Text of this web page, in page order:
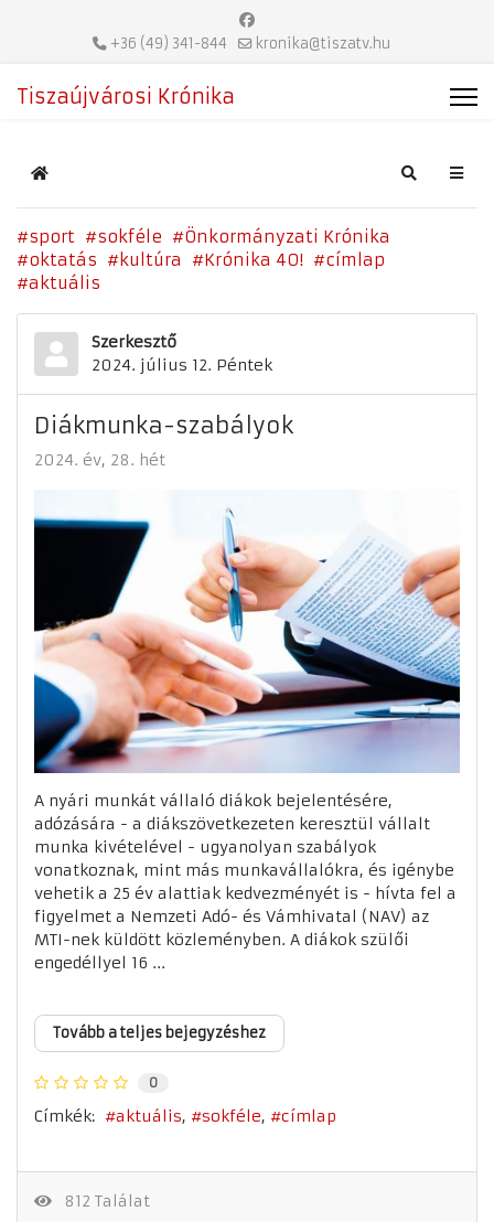
+36 (49) 341-844 kronika@tiszatv.hu
Tiszaújvárosi Krónika
Home Search
sport sokféle
Önkormányzati Krónika
oktatás
kultúra Krónika 40!
címlap
aktuális
Szerkesztő
2024. július 12. Péntek
Diákmunka-szabályok
2024. év 28. hét
A nyári munkát vállaló diákok bejelentésére,
adózására - a diákszövetkezeten keresztül vállalt
munka kivételével - ugyanolyan szabályok
vonatkoznak, mint más munkavállalókra, és igénybe
vehetik a 25 év alattiak kedvezményét is - hívta fel a
figyelmet a Nemzeti Adó- és Vámhivatal (NAV) az
MTI-nek küldött közleményben. A diákok szülői
engedéllyel 16 ...
Tovább a teljes bejegyzéshez
0
Címkék: aktuális sokféle címlap
812 Találat